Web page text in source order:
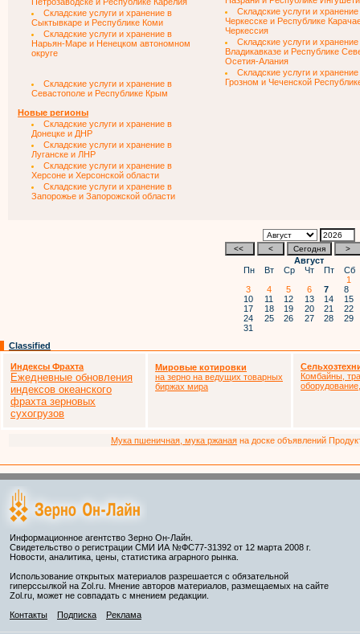
Складские услуги и хранение в
Сыктывкаре и Республике Коми
Складские услуги и хранение в
Нарьян-Маре и Ненецком автономном
округе
Складские услуги и хранение в
Севастополе и Республике Крым
Новые регионы
Складские услуги и хранение в
Донецке и ДНР
Складские услуги и хранение в
Луганске и ЛНР
Складские услуги и хранение в
Херсоне и Херсонской области
Складские услуги и хранение в
Запорожье и Запорожской области
Складские услуги и хранение
Черкесске и Республике
Черкессия
Складские услуги и хранение
Владикавказе и Республике
Осетия-Алания
Складские услуги и хранение
Грозном и Чеченской
Август
Пн
Вт Ср Чт Пт Сб
1
3
4 5 6 7 8
10
11 12 13 14 15
17
18 19 20 21 22
24
25 26 27 28 29
31
Classified
Индексы Фрахта
Ежедневные обновления
индексов океанского
фрахта зерновых
сухогрузов
Мировые котировки
на зерно на ведущих товарных
биржах мира
Комбайны,
Мука пшеничная, мука ржаная на доске объявлений
Информационное агентство Зерно Он-Лайн.
Свидетельство о регистрации СМИ ИА №ФС77-31392 от 12 марта 2008 г.
Новости, аналитика, цены, статистика аграрного рынка.
Использование открытых материалов разрешается с обязательной
гиперссылкой на Zol.ru. Мнение авторов материалов, размещаемых на сайте
Zol.ru, может не совпадать с мнением редакции.
Контакты
Подписка Реклама